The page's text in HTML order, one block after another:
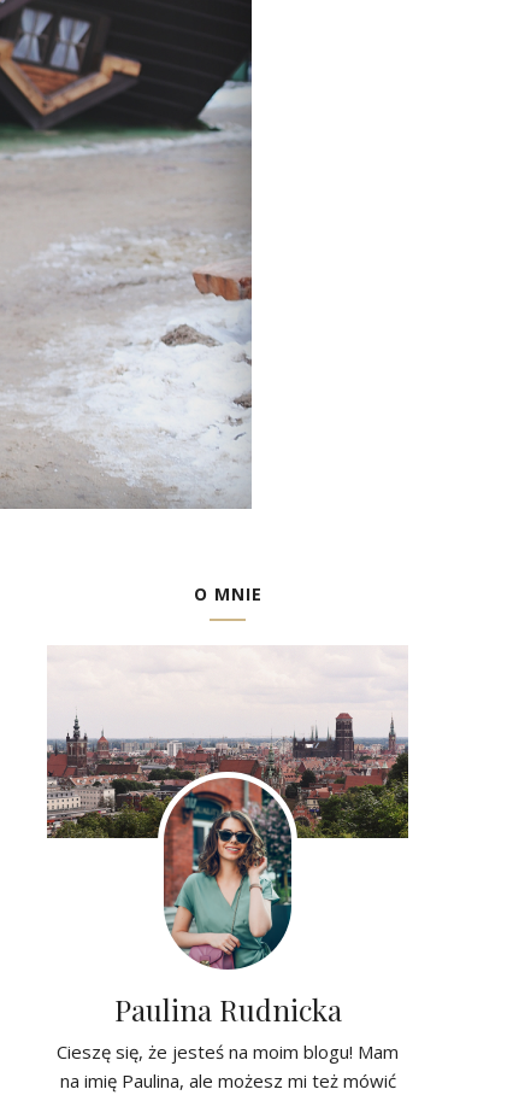
O MNIE
Paulina Rudnicka
Cieszę się, że jesteś na moim blogu! Mam
na imię Paulina, ale możesz mi też mówić